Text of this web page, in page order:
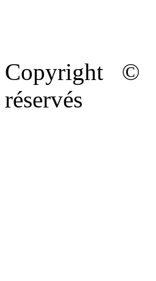
Copyright ©
réservés